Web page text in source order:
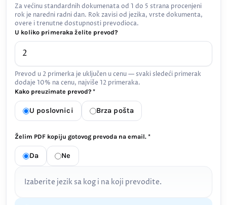
Za većinu standardnih dokumenata od 1 do 5 strana procenjeni
rok je naredni radni dan. Rok zavisi od jezika, vrste dokumenta,
overe i trenutne dostupnosti prevodioca.
U koliko primeraka želite prevod?
Prevod u 2 primerka je uključen u cenu — svaki sledeći primerak
dodaje 10% na cenu, najviše 12 primeraka.
Kako preuzimate prevod? *
U poslovnici Brza pošta
Želim PDF kopiju gotovog prevoda na email. *
Da Ne
Izaberite jezik sa kog i na koji prevodite.